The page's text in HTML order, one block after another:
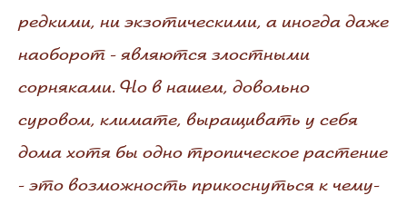
редкими, ни экзотическими, а иногда даже
наоборот - являются злостными
сорняками. Но в нашем, довольно
суровом, климате, выращивать у себя
дома хотя бы одно тропическое растение
- это возможность прикоснуться к чему-